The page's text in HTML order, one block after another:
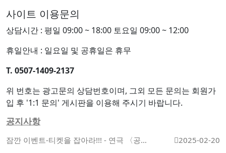
사이트 이용문의
상담시간 : 평일 09:00 ~ 18:00 토요일 09:00 ~ 12:00
휴일안내 : 일요일 및 공휴일은 휴무
T. 0507-1409-2137
위 번호는 광고문의 상담번호이며, 그외 모든 문의는 회원가
입 후 '1:1 문의' 게시판을 이용해 주시기 바랍니다.
공지사항
잠깐 이벤트-티켓을 잡아라!!! - 연극 〈공란〉 2025-02-20